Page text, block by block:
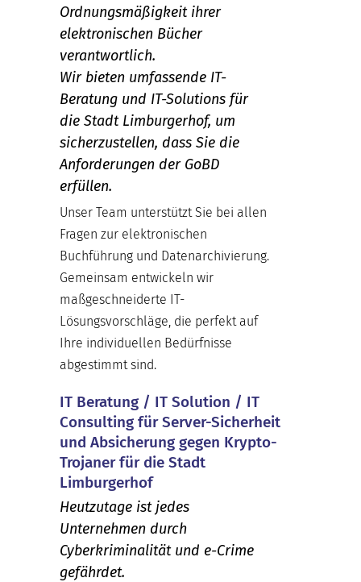
Ordnungsmäßigkeit ihrer
elektronischen Bücher
verantwortlich.
Wir bieten umfassende IT-
Beratung und IT-Solutions für
die Stadt Limburgerhof, um
sicherzustellen, dass Sie die
Anforderungen der GoBD
erfüllen.
Unser Team unterstützt Sie bei allen
Fragen zur elektronischen
Buchführung und Datenarchivierung.
Gemeinsam entwickeln wir
maßgeschneiderte IT-
Lösungsvorschläge, die perfekt auf
Ihre individuellen Bedürfnisse
abgestimmt sind.
IT Beratung / IT Solution / IT
Consulting für Server-Sicherheit
und Absicherung gegen Krypto-
Trojaner für die Stadt
Limburgerhof
Heutzutage ist jedes
Unternehmen durch
Cyberkriminalität und e-Crime
gefährdet.